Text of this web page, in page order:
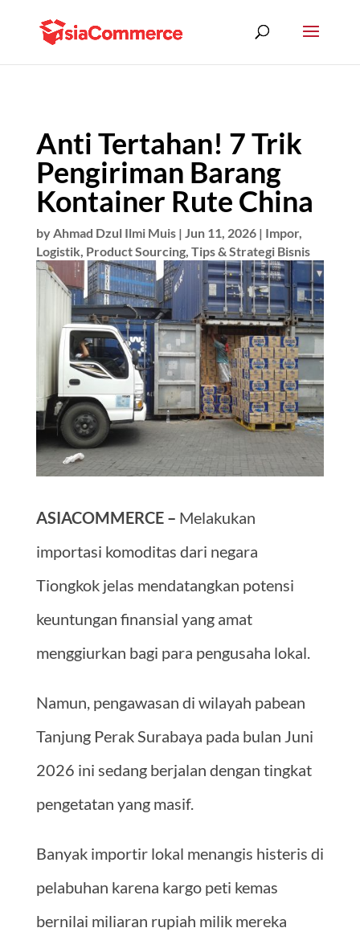
Anti Tertahan! 7 Trik
Pengiriman Barang
Kontainer Rute China
byAhmad Dzul Ilmi Muis| Jun 11, 2026| Impor,
Logistik, Product Sourcing, Tips & Strategi Bisnis
ASIACOMMERCE – Melakukan
importasi komoditas dari negara
Tiongkok jelas mendatangkan potensi
keuntungan finansial yang amat
menggiurkan bagi para pengusaha lokal.
Namun, pengawasan di wilayah pabean
Tanjung Perak Surabaya pada bulan Juni
2026 ini sedang berjalan dengan tingkat
pengetatan yang masif.
Banyak importir lokal menangis histeris di
pelabuhan karena kargo peti kemas
bernilai miliaran rupiah milik mereka